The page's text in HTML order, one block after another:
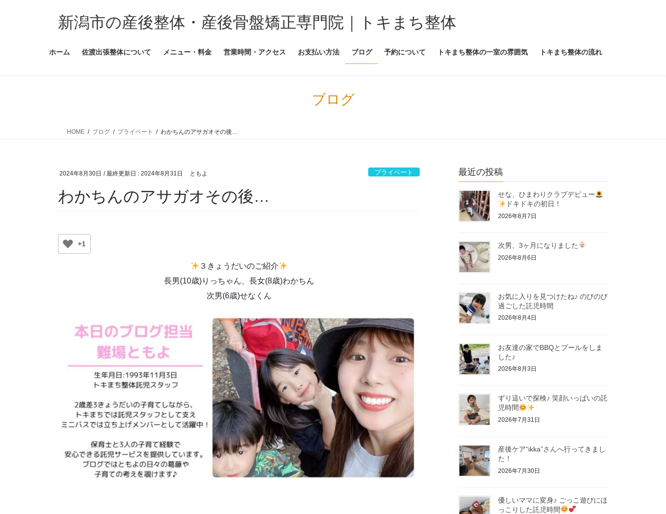
新潟市の産後整体・産後骨盤矯正専門院｜トキまち整体
ホーム 佐渡出張整体について メニュー・料金 営業時間・アクセス お支払い方法 ブログ 予約について トキまち整体の一室の雰囲気 トキまち整体の流れ
ブログ
HOME ブログ プライベート わかちんのアサガオその後…
2024年8月30日 / 最終更新日 : 2024年8月31日 ともよ プライベート
わかちんのアサガオその後…
+1
３きょうだいのご紹介
長男(10歳)りっちゃん、長女(8歳)わかちん
次男(6歳)せなくん
最近の投稿
せな、ひまわりクラブデビュー
ドキドキの初日！
2026年8月7日
次男、3ヶ月になりました
2026年8月6日
お気に入りを見つけたね♪ のびのび
過ごした託児時間
2026年8月4日
お友達の家でBBQとプールをしま
した♪
2026年8月3日
ずり這いで探検♪ 笑顔いっぱいの託
児時間
2026年7月31日
産後ケア“ikka”さんへ行ってきまし
た！
2026年7月30日
優しいママに変身♪ ごっこ遊びにほ
っこりした託児時間